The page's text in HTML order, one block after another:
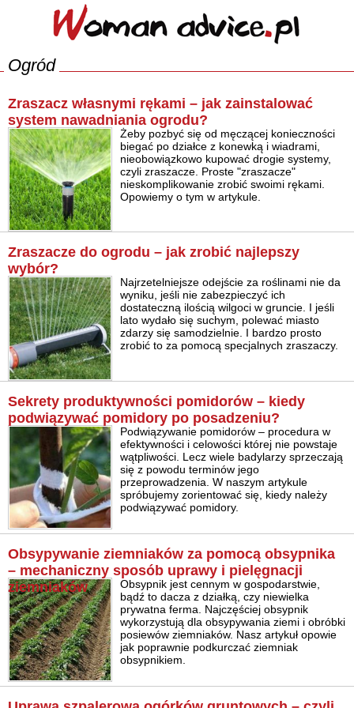
Ogród
Zraszacz własnymi rękami – jak zainstalować
system nawadniania ogrodu?
Żeby pozbyć się od męczącej konieczności
biegać po działce z konewką i wiadrami,
nieobowiązkowo kupować drogie systemy,
czyli zraszacze. Proste "zraszacze"
nieskomplikowanie zrobić swoimi rękami.
Opowiemy o tym w artykule.
Zraszacze do ogrodu – jak zrobić najlepszy
wybór?
Najrzetelniejsze odejście za roślinami nie da
wyniku, jeśli nie zabezpieczyć ich
dostateczną ilością wilgoci w gruncie. I jeśli
lato wydało się suchym, polewać miasto
zdarzy się samodzielnie. I bardzo prosto
zrobić to za pomocą specjalnych zraszaczy.
Sekrety produktywności pomidorów – kiedy
podwiązywać pomidory po posadzeniu?
Podwiązywanie pomidorów – procedura w
efektywności i celowości której nie powstaje
wątpliwości. Lecz wiele badylarzy sprzeczają
się z powodu terminów jego
przeprowadzenia. W naszym artykule
spróbujemy zorientować się, kiedy należy
podwiązywać pomidory.
Obsypywanie ziemniaków za pomocą obsypnika
– mechaniczny sposób uprawy i pielęgnacji
ziemniaków
Obsypnik jest cennym w gospodarstwie,
bądź to dacza z działką, czy niewielka
prywatna ferma. Najczęściej obsypnik
wykorzystują dla obsypywania ziemi i obróbki
posiewów ziemniaków. Nasz artykuł opowie
jak poprawnie podkurczać ziemniak
obsypnikiem.